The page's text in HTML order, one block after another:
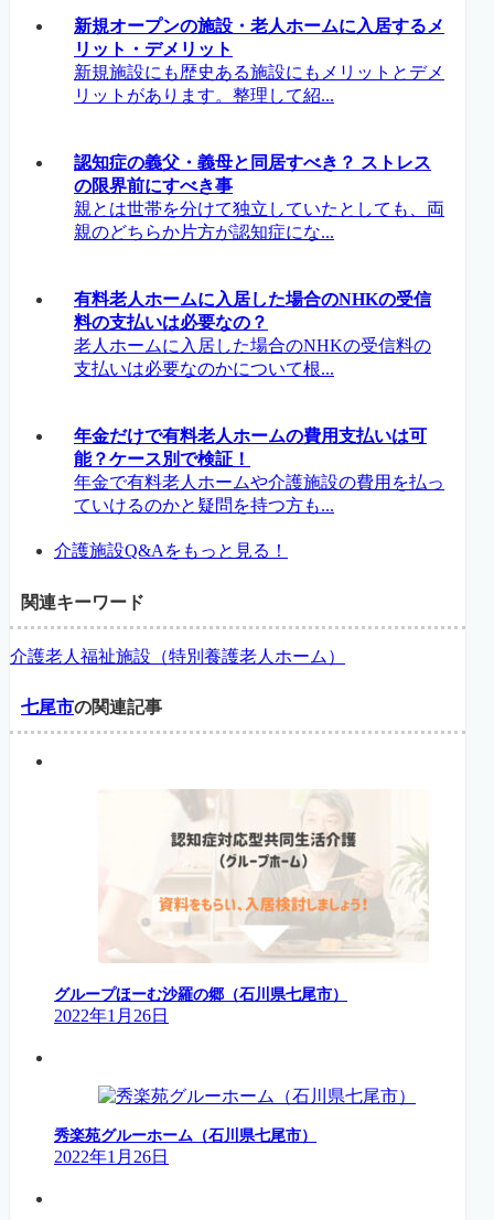
新規オープンの施設・老人ホームに入居するメ
リット・デメリット
新規施設にも歴史ある施設にもメリットとデメ
リットがあります。整理して紹...
認知症の義父・義母と同居すべき？ ストレス
の限界前にすべき事
親とは世帯を分けて独立していたとしても、両
親のどちらか片方が認知症にな...
有料老人ホームに入居した場合のNHKの受信
料の支払いは必要なの？
老人ホームに入居した場合のNHKの受信料の
支払いは必要なのかについて根...
年金だけで有料老人ホームの費用支払いは可
能？ケース別で検証！
年金で有料老人ホームや介護施設の費用を払っ
ていけるのかと疑問を持つ方も...
介護施設Q&Aをもっと見る！
関連キーワード
介護老人福祉施設（特別養護老人ホーム）
七尾市の関連記事
グループほーむ沙羅の郷（石川県七尾市）
2022年1月26日
秀楽苑グルーホーム（石川県七尾市）
2022年1月26日